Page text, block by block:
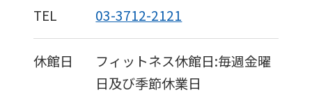
TEL 03-3712-2121
休館日
フィットネス休館日:毎週金曜
日及び季節休業日
before
using
the
service.